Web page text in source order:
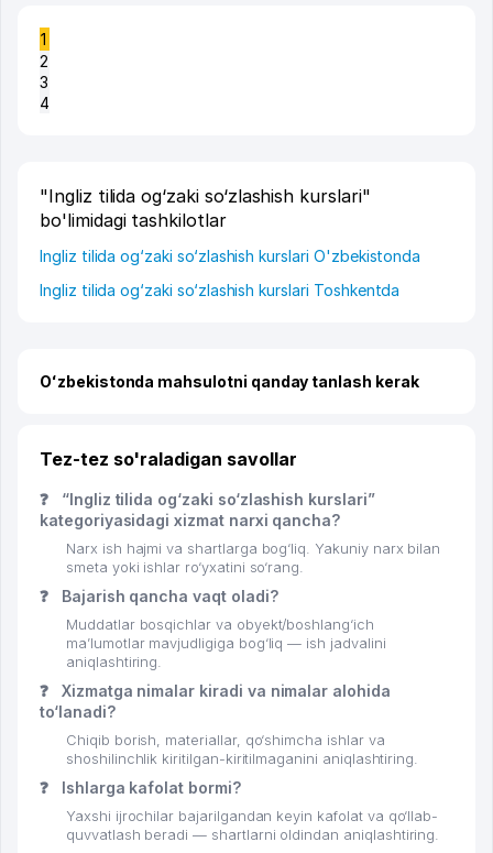
1
2
3
4
"Ingliz tilida og‘zaki so‘zlashish kurslari"
bo'limidagi tashkilotlar
Ingliz tilida og‘zaki so‘zlashish kurslari O'zbekistonda
Ingliz tilida og‘zaki so‘zlashish kurslari Toshkentda
Oʻzbekistonda mahsulotni qanday tanlash kerak
Tez-tez so'raladigan savollar
❓
“Ingliz tilida og‘zaki so‘zlashish kurslari”
kategoriyasidagi xizmat narxi qancha?
Narx ish hajmi va shartlarga bog‘liq. Yakuniy narx bilan
smeta yoki ishlar ro‘yxatini so‘rang.
❓ Bajarish qancha vaqt oladi?
Muddatlar bosqichlar va obyekt/boshlang‘ich
ma’lumotlar mavjudligiga bog‘liq — ish jadvalini
aniqlashtiring.
❓
Xizmatga nimalar kiradi va nimalar alohida
to‘lanadi?
Chiqib borish, materiallar, qo‘shimcha ishlar va
shoshilinchlik kiritilgan-kiritilmaganini aniqlashtiring.
❓ Ishlarga kafolat bormi?
Yaxshi ijrochilar bajarilgandan keyin kafolat va qo‘llab-
quvvatlash beradi — shartlarni oldindan aniqlashtiring.